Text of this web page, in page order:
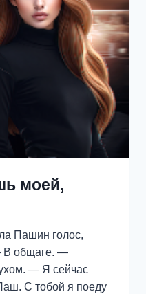
моей,
Пашин голос,
В общаге. —
— Я сейчас
С тобой я поеду